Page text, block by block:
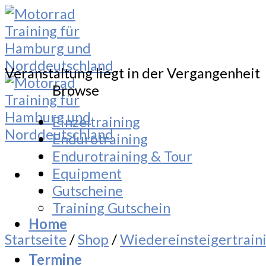
Skip
to
content
Home
Termine
Veranstaltung liegt in der Vergangenheit
Startseite /Shop /
Browse
Einzeltraining
Endurotraining
Endurotraining & Tour
Equipment
Gutscheine
Training Gutschein